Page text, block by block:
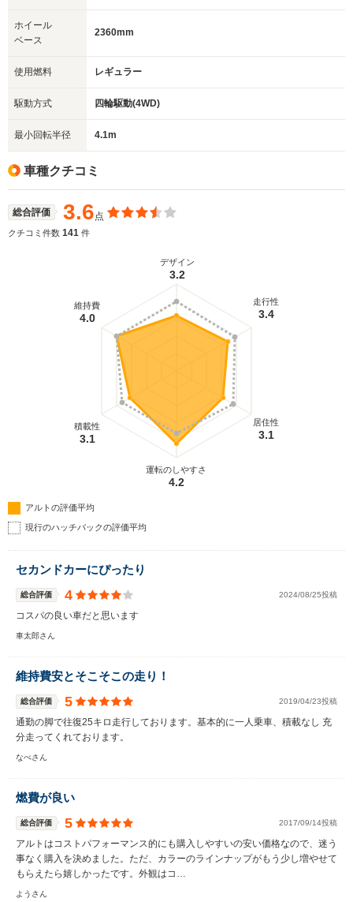
ホイール
ベース
2360mm
使用燃料 レギュラー
駆動方式 四輪駆動(4WD)
最小回転半径 4.1m
車種クチコミ
総合評価 3.6点
クチコミ件数 141 件
デザイン
3.2
走行性
3.4
居住性
3.1
運転のしやすさ
4.2
積載性
3.1
維持費
4.0
アルトの評価平均
現行のハッチバックの評価平均
セカンドカーにぴったり
総合評価 4 2024/08/25投稿
コスパの良い車だと思います
車太郎さん
維持費安とそこそこの走り！
総合評価 5 2019/04/23投稿
通勤の脚で往復25キロ走行しております。基本的に一人乗車、積載なし 充
分走ってくれております。
なべさん
燃費が良い
総合評価 5 2017/09/14投稿
アルトはコストパフォーマンス的にも購入しやすいの安い価格なので、迷う
事なく購入を決めました。ただ、カラーのラインナップがもう少し増やせて
もらえたら嬉しかったです。外観はコ…
ようさん